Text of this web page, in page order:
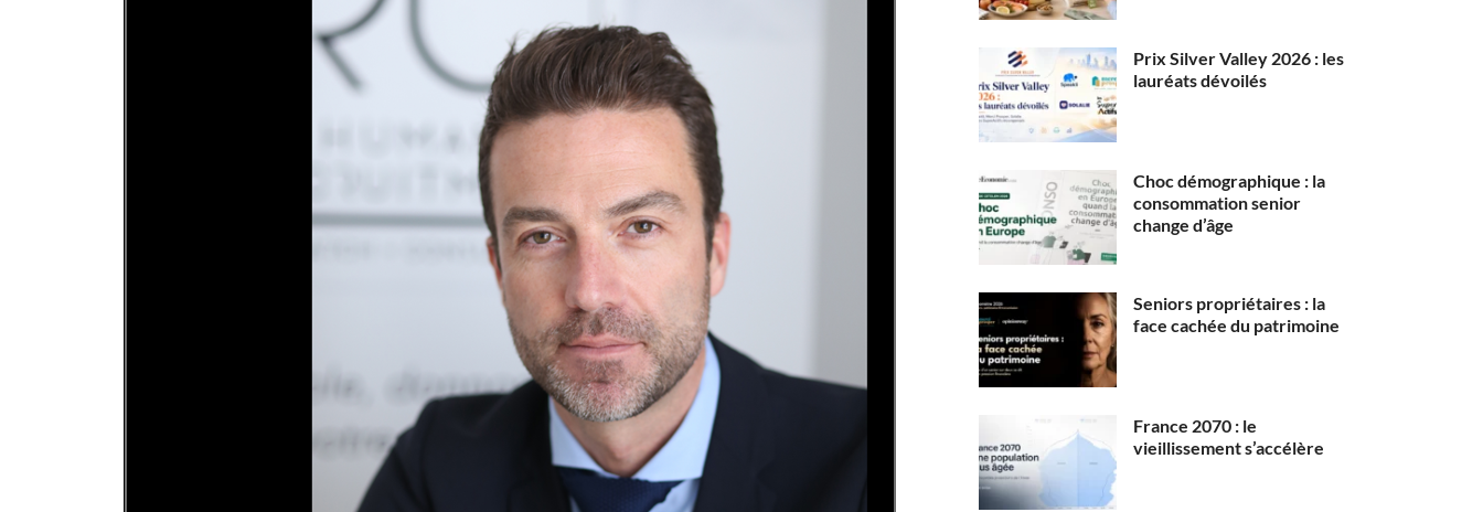
Prix Silver Valley 2026 : les
lauréats dévoilés
Choc démographique : la
consommation senior
change d’âge
Seniors propriétaires : la
face cachée du patrimoine
France 2070 : le
vieillissement s’accélère